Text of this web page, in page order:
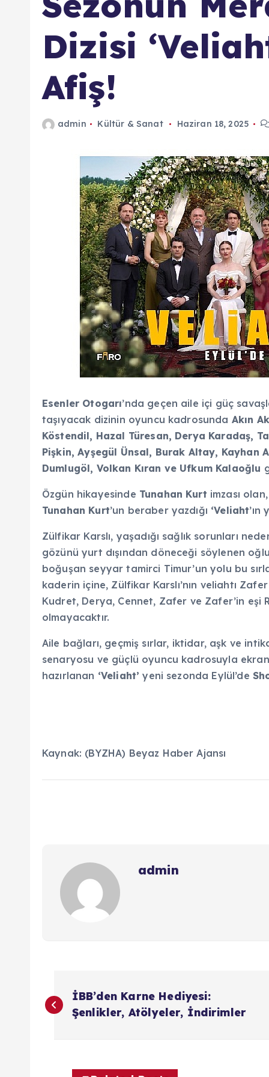
Dizisi
Afiş!
admin Kültür & Sanat Haziran 18, 2025
Esenler Otogarı’nda geçen aile içi güç
taşıyacak dizinin oyuncu kadrosunda Akın
Köstendil, Hazal Türesan, Derya Karadaş,
Pişkin, Ayşegül Ünsal, Burak Altay, Kayhan
Dumlugöl, Volkan Kıran ve Ufkum Kalaoğlu
Özgün hikayesinde Tunahan Kurt imzası
Tunahan Kurt’un beraber yazdığı ‘Veliaht
Zülfikar Karslı, yaşadığı sağlık sorunları
gözünü yurt dışından döneceği söylenen
boğuşan seyyar tamirci Timur’un yolu bu
kaderin içine, Zülfikar Karslı’nın veliahtı
Kudret, Derya, Cennet, Zafer ve Zafer’in eşi
olmayacaktır.
Aile bağları, geçmiş sırlar, iktidar, aşk ve
senaryosu ve güçlü oyuncu kadrosuyla
hazırlanan ‘Veliaht’ yeni sezonda Eylül’de
Kaynak: (BYZHA) Beyaz Haber Ajansı
admin
Y
a
İBB’den Karne Hediyesi:
Şenlikler, Atölyeler, İndirimler